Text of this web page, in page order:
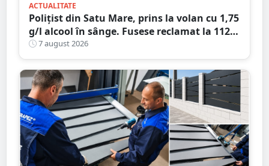
ACTUALITATE
Polițist din Satu Mare, prins la volan cu 1,75
g/l alcool în sânge. Fusese reclamat la 112
că circula pe contrasens
7 august 2026